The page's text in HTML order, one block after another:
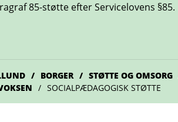
85-støtte efter Servicelovens §85.
BORGER STØTTE OG OMSORG
SOCIALPÆDAGOGISK STØTTE